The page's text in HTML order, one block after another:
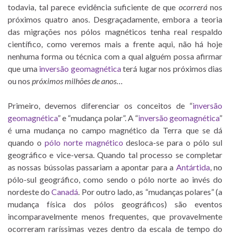
todavia, tal parece evidência suficiente de que ocorrerános
próximos quatro anos. Desgraçadamente, embora a teoria
das migrações nos pólos magnéticos tenha real respaldo
científico, como veremos mais a frente aqui, não há hoje
nenhuma forma ou técnica com a qual alguém possa afirmar
que uma inversão geomagnéticaterá lugar nos próximos dias
ou nos próximos milhões de anos
Primeiro, devemos diferenciar os conceitos de “inversão
geomagnética” e “mudança polar”. A “inversão geomagnética”
é uma mudança no campo magnético da Terra que se dá
quando o pólo norte magnético desloca-se para o pólo sul
geográfico e vice-versa. Quando tal processo se completar
as nossas bússolas passariam a apontar para a Antártida, no
pólo-sul geográfico, como sendo o pólo norte ao invés do
nordeste doCanadá . Por outro lado, as “mudanças polares” (a
mudança física dos pólos geográficos) são eventos
incomparavelmente menos frequentes, que provavelmente
ocorreram raríssimas vezes dentro da escala de tempo do